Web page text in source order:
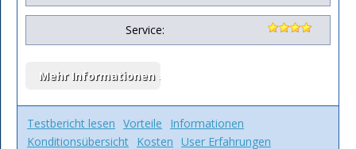
Service:
Testbericht lesen Vorteile
Informationen
Konditionsübersicht Kosten User Erfahrungen